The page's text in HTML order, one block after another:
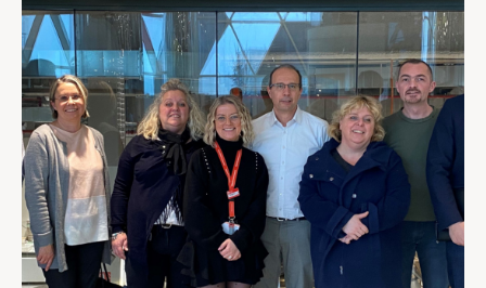
Unterstützung im Privatleben
Berufliche Weiterentwicklung
Mitglied werden
Aktuell